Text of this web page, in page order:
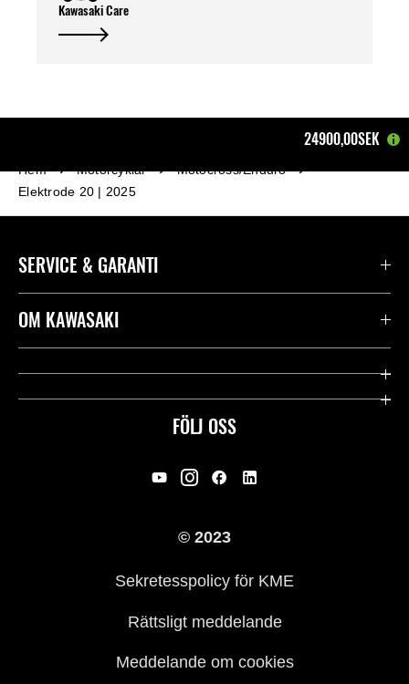
Kawasaki Care
24900,00SEK
Hem Motorcyklar
Motocross/Enduro
Elektrode 20 | 2025
FÖLJ OSS
SERVICE & GARANTI
Kontakta oss
Användbara länkar
Rättsligt & Sekretess
OM KAWASAKI
Företag
© 2023
Sekretesspolicy för KME
Rättsligt meddelande
Meddelande om cookies